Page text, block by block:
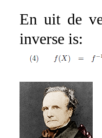
En uit de
inverse is: